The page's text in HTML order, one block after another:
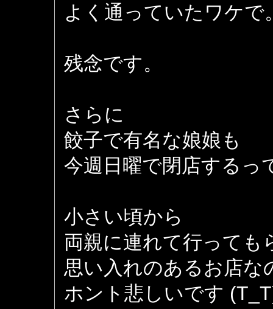
よく通っていたワケで
残念です。
さらに
餃子で有名な娘娘も
今週日曜で閉店するっ
小さい頃から
両親に連れて行っても
思い入れのあるお店な
ホント悲しいです